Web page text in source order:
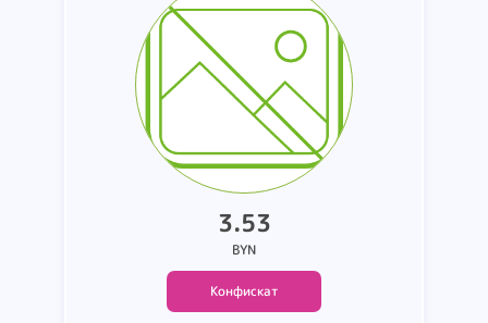
(4).белый (4).зеленый
(4).коричневый(4).сведения о
производителе отсутствуют.
Вес 2.386 кг.
3.53
BYN
Конфискат